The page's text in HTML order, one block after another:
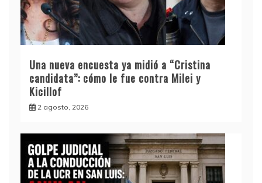
Una nueva encuesta ya midió a “Cristina
candidata”: cómo le fue contra Milei y
Kicillof
2 agosto, 2026